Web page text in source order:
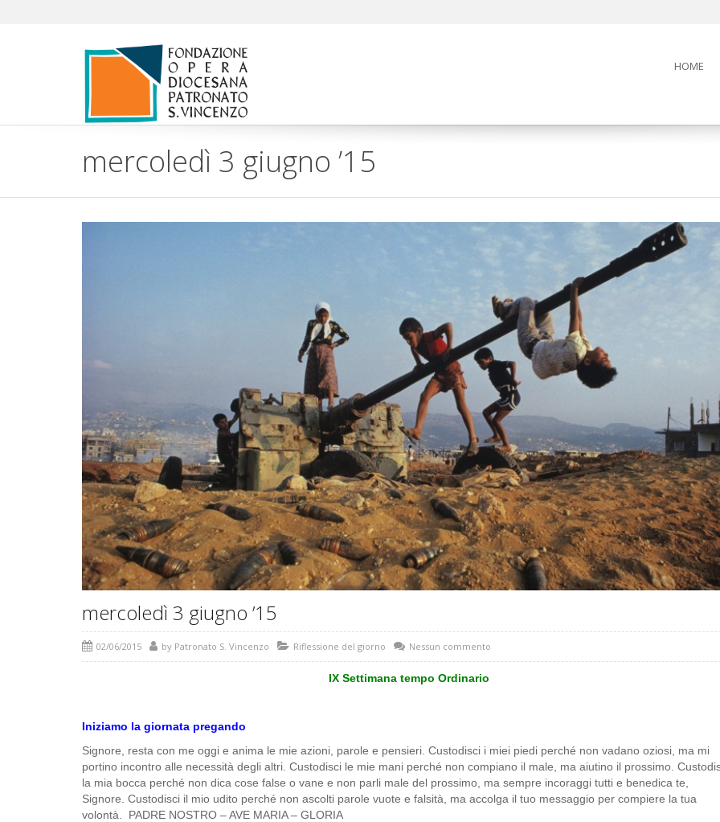
HOME
mercoledì 3 giugno ’15
mercoledì 3 giugno ’15
02/06/2015 by Patronato S. Vincenzo Riflessione del giorno Nessun commento
IX Settimana tempo Ordinario
Iniziamo la giornata pregando
Signore, resta con me oggi e anima le mie azioni, parole e pensieri. Custodisci i miei piedi perché non vadano oziosi, ma mi
portino incontro alle necessità degli altri. Custodisci le mie mani perché non compiano il male, ma aiutino il prossimo.
la mia bocca perché non dica cose false o vane e non parli male del prossimo, ma sempre incoraggi tutti e benedica te,
Signore. Custodisci il mio udito perché non ascolti parole vuote e falsità, ma accolga il tuo messaggio per compiere la tua
volontà. PADRE NOSTRO – AVE MARIA – GLORIA